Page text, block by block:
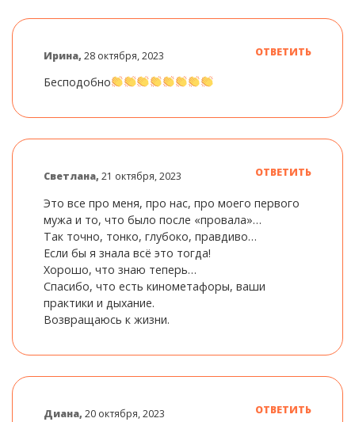
Ирина,28 октября, 2023 ОТВЕТИТЬ
Бесподобно
Светлана,21 октября, 2023 ОТВЕТИТЬ
Это все про меня, про нас, про моего первого
мужа и то, что было после «провала»…
Так точно, тонко, глубоко, правдиво…
Если бы я знала всё это тогда!
Хорошо, что знаю теперь…
Спасибо, что есть кинометафоры, ваши
практики и дыхание.
Возвращаюсь к жизни.
Диана,20 октября, 2023 ОТВЕТИТЬ